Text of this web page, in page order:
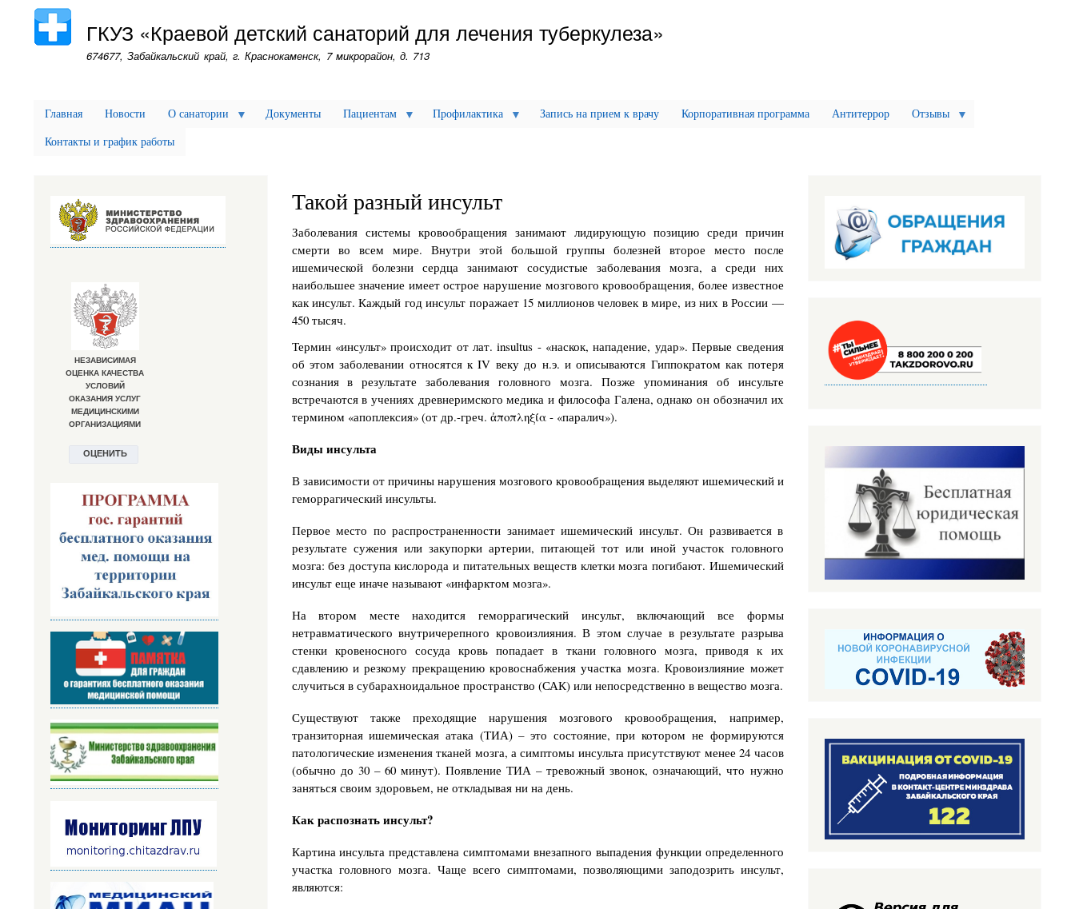
к
основному
ГКУЗ «Краевой детский санаторий для лечения туберкулеза»
674677, Забайкальский край, г. Краснокаменск, 7 микрорайон, д. 713
Главная Новости О санатории Документы Пациентам Профилактика Запись на прием к врачу Корпоративная программа Антитеррор
Отзывы
Контакты и график работы
Такой разный инсульт
Заболевания системы кровообращения занимают лидирующую позицию среди причин
смерти во всем мире. Внутри этой большой группы болезней второе место после
ишемической болезни сердца занимают сосудистые заболевания мозга, а среди них
наибольшее значение имеет острое нарушение мозгового кровообращения, более известное
как инсульт. Каждый год инсульт поражает 15 миллионов человек в мире, из них в России —
450 тысяч.
Термин «инсульт» происходит от лат. insultus - «наскок, нападение, удар». Первые сведения
об этом заболевании относятся к IV веку до н.э. и описываются Гиппократом как потеря
сознания в результате заболевания головного мозга. Позже упоминания об инсульте
встречаются в учениях древнеримского медика и философа Галена, однако он обозначил их
термином «апоплексия» (от др.-греч. ἀποπληξία - «паралич»).
Виды инсульта
В зависимости от причины нарушения мозгового кровообращения выделяют ишемический и
геморрагический инсульты.
Первое место по распространенности занимает ишемический инсульт. Он развивается в
результате сужения или закупорки артерии, питающей тот или иной участок головного
мозга: без доступа кислорода и питательных веществ клетки мозга погибают. Ишемический
инсульт еще иначе называют «инфарктом мозга».
На втором месте находится геморрагический инсульт, включающий все формы
нетравматического внутричерепного кровоизлияния. В этом случае в результате разрыва
стенки кровеносного сосуда кровь попадает в ткани головного мозга, приводя к их
сдавлению и резкому прекращению кровоснабжения участка мозга. Кровоизлияние может
случиться в субарахноидальное пространство (САК) или непосредственно в вещество мозга.
Существуют также преходящие нарушения мозгового кровообращения, например,
транзиторная ишемическая атака (ТИА) – это состояние, при котором не формируются
патологические изменения тканей мозга, а симптомы инсульта присутствуют менее 24 часов
(обычно до 30 – 60 минут). Появление ТИА – тревожный звонок, означающий, что нужно
заняться своим здоровьем, не откладывая ни на день.
Как распознать инсульт?
Картина инсульта представлена симптомами внезапного выпадения функции определенного
участка головного мозга. Чаще всего симптомами, позволяющими заподозрить инсульт,
являются: